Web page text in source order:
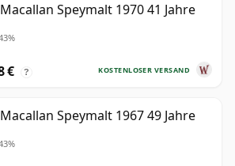
Speymalt 1970 41 Jahre
KOSTENLOSER VERSAND
€ ?
Speymalt 1967 49 Jahre